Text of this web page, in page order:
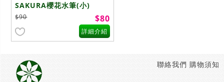
SAKURA櫻花水筆(小)
$90 $80
詳細介紹
購物須知
聯絡我們